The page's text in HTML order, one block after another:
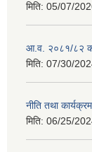
मिति: 05/07/
आ.व. २०८१/८२
मिति: 07/30/
नीति तथा
मिति: 06/25/